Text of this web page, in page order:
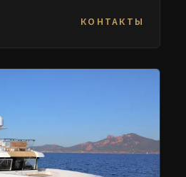
КОНТАКТЫ